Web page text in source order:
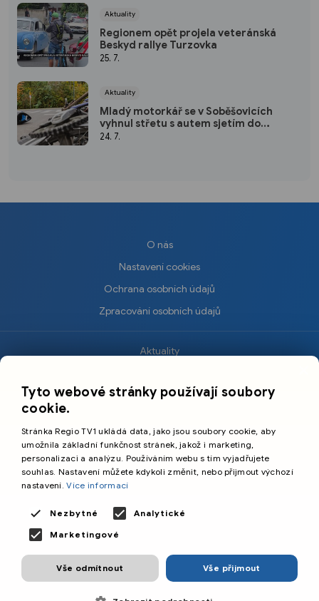
Aktuality
Regionem opět projela veteránská
Beskyd rallye Turzovka
25. 7.
Aktuality
Mladý motorkář se v Soběšovicích
vyhnul střetu s autem sjetím do
příkopu, spolujezdec se zranil
24. 7.
O nás
Nastavení cookies
Ochrana osobních údajů
Zpracování osobních údajů
Aktuality
Sport
Cestování
©️
Primetime Media s.r.o.
Tyto webové stránky používají soubory
cookie.
Stránka Regio TV1 ukládá data, jako jsou soubory cookie, aby
umožnila základní funkčnost stránek, jakož i marketing,
personalizaci a analýzu. Používáním webu s tím vyjadřujete
souhlas. Nastavení můžete kdykoli změnit, nebo přijmout výchozí
nastavení.Více informací
Nezbytné
Analytické
Marketingové
Vše přijmout
Vše odmítnout